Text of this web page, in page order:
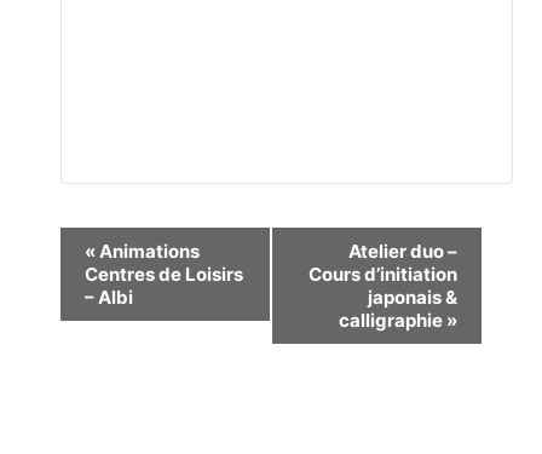
Navigation
Évènement
«Animations
Centres de Loisirs
– Albi
Atelier duo –
Cours d’initiation
japonais &
calligraphie »